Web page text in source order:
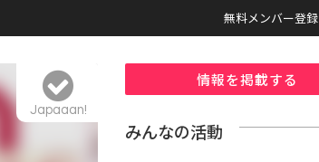
無料メンバー登録
Japaaan!
情報を掲載する
みんなの活動